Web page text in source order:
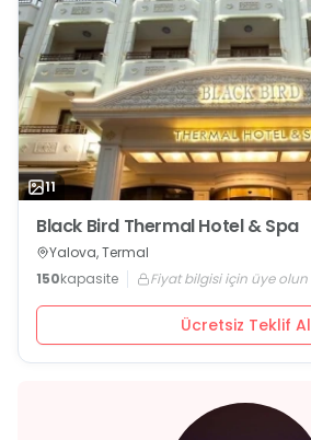
11
Black Bird Thermal Hotel & Spa
Yalova, Termal
150kapasite Fiyat bilgisi için üye olun
Ücretsiz Teklif Al